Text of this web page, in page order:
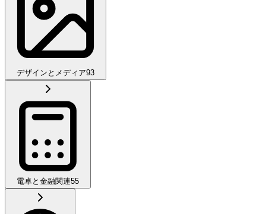
デザインとメディア93
電卓と金融関連55